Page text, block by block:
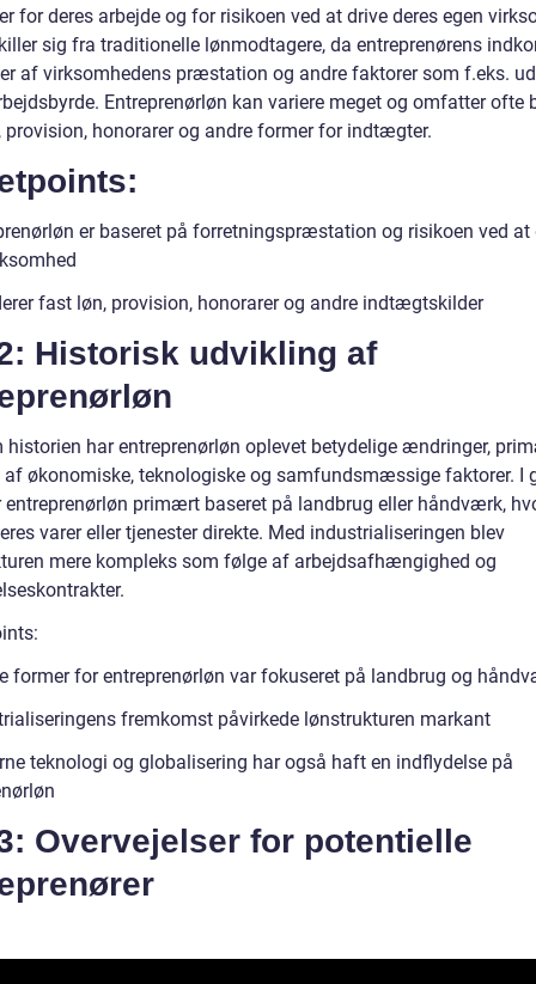
for deres arbejde og for risikoen ved at drive deres egen
sig fra traditionelle lønmodtagere, da entreprenørens
af virksomhedens præstation og andre faktorer som f.eks.
Entreprenørløn kan variere meget og omfatter ofte
provision, honorarer og andre former for indtægter.
er baseret på forretningspræstation og risikoen ved at
fast løn, provision, honorarer og andre indtægtskilder
Historisk udvikling af
historien har entreprenørløn oplevet betydelige ændringer,
af økonomiske, teknologiske og samfundsmæssige faktorer. I
entreprenørløn primært baseret på landbrug eller håndværk,
varer eller tjenester direkte. Med industrialiseringen blev
mere kompleks som følge af arbejdsafhængighed og
former for entreprenørløn var fokuseret på landbrug og
fremkomst påvirkede lønstrukturen markant
teknologi og globalisering har også haft en indflydelse på
Overvejelser for potentielle